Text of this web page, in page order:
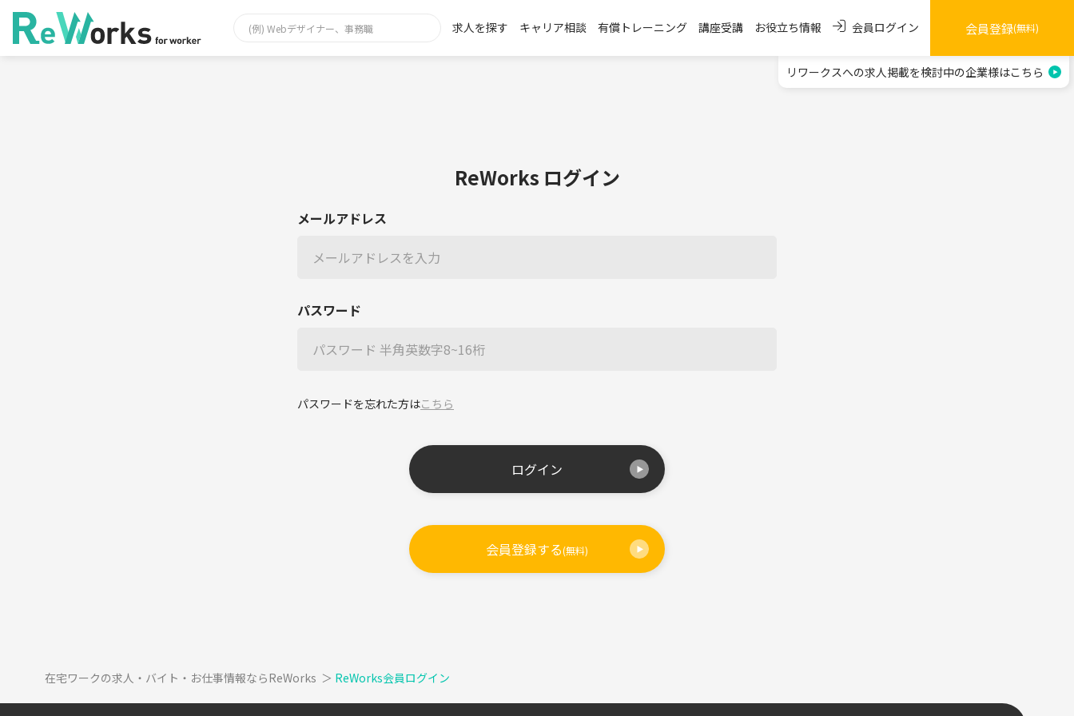
求人を探す キャリア相談 有償トレーニング 講座受講 お役立ち情報 会員ログイン 会員登録(無料)
リワークスへの求人掲載を検討中の企業様はこちら
ReWorks ログイン
メールアドレス
パスワード
パスワードを忘れた方はこちら
ログイン
会員登録する(無料)
在宅ワークの求人・バイト・お仕事情報ならReWorks ＞ ReWorks会員ログイン